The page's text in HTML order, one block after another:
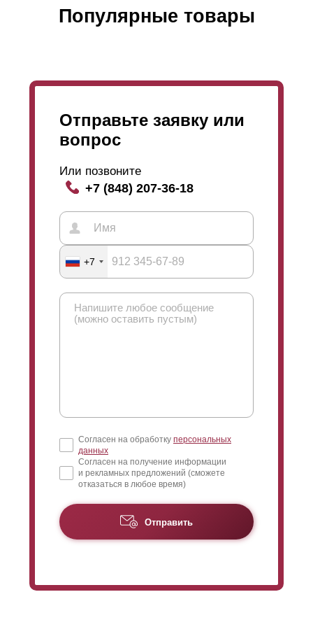
Популярные товары
Отправьте заявку или
вопрос
Или позвоните
+7 (848) 207-36-18
+7
Согласен на обработку персональных
данных
Согласен на получение информации
и рекламных предложений (сможете
отказаться в любое время)
Отправить